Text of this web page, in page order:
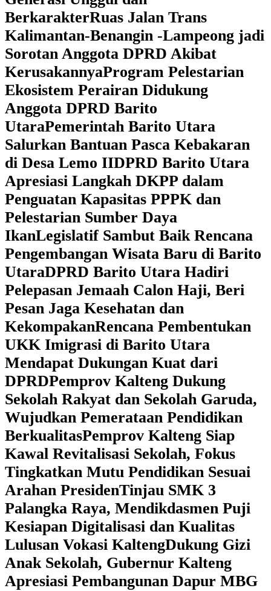
BerkarakterRuas Jalan Trans
Kalimantan-Benangin -Lampeong jadi
Sorotan Anggota DPRD Akibat
KerusakannyaProgram Pelestarian
Ekosistem Perairan Didukung
Anggota DPRD Barito
UtaraPemerintah Barito Utara
Salurkan Bantuan Pasca Kebakaran
di Desa Lemo IIDPRD Barito Utara
Apresiasi Langkah DKPP dalam
Penguatan Kapasitas PPPK dan
Pelestarian Sumber Daya
IkanLegislatif Sambut Baik Rencana
Pengembangan Wisata Baru di Barito
UtaraDPRD Barito Utara Hadiri
Pelepasan Jemaah Calon Haji, Beri
Pesan Jaga Kesehatan dan
KekompakanRencana Pembentukan
UKK Imigrasi di Barito Utara
Mendapat Dukungan Kuat dari
DPRD‎Pemprov Kalteng Dukung
Sekolah Rakyat dan Sekolah Garuda,
Wujudkan Pemerataan Pendidikan
Berkualitas‎Pemprov Kalteng Siap
Kawal Revitalisasi Sekolah, Fokus
Tingkatkan Mutu Pendidikan Sesuai
Arahan Presiden‎Tinjau SMK 3
Palangka Raya, Mendikdasmen Puji
Kesiapan Digitalisasi dan Kualitas
Lulusan Vokasi Kalteng‎Dukung Gizi
Anak Sekolah, Gubernur Kalteng
Apresiasi Pembangunan Dapur MBG